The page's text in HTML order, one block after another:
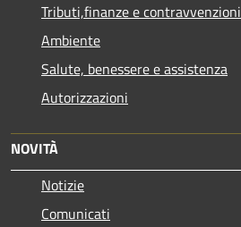
Tributi,finanze e contravvenzioni
Ambiente
Salute, benessere e assistenza
Autorizzazioni
NOVITÀ
Notizie
Comunicati